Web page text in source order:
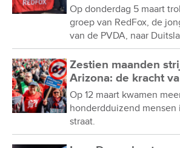
Op donderdag 5 maart
groep van RedFox, de
van de PVDA, naar
Zestien maanden
Arizona: de kracht
Op 12 maart kwamen
honderdduizend mensen
straat.